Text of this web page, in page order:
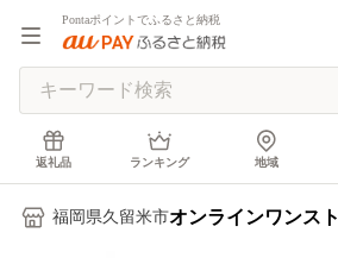
Pontaポイントでふるさと納税
返礼品 ランキング 地域
福岡県久留米市オンラインワンス